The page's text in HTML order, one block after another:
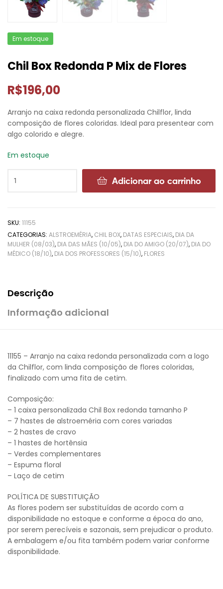
Em estoque
Chil Box Redonda P Mix de Flores
R$196,00
Arranjo na caixa redonda personalizada Chilflor, linda
composição de flores coloridas. Ideal para presentear com
algo colorido e alegre.
Em estoque
Adicionar ao carrinho
SKU: 11155
CATEGORIAS: ALSTROEMÉRIA, CHIL BOX, DATAS ESPECIAIS, DIA DA
MULHER (08/03), DIA DAS MÃES (10/05), DIA DO AMIGO (20/07), DIA DO
MÉDICO (18/10), DIA DOS PROFESSORES (15/10), FLORES
Descrição
Informação adicional
11155 – Arranjo na caixa redonda personalizada com a logo
da Chilflor, com linda composição de flores coloridas,
finalizado com uma fita de cetim.
Composição:
– 1 caixa personalizada Chil Box redonda tamanho P
– 7 hastes de alstroeméria com cores variadas
– 2 hastes de cravo
– 1 hastes de hortênsia
– Verdes complementares
– Espuma floral
– Laço de cetim
POLÍTICA DE SUBSTITUIÇÃO
As flores podem ser substituídas de acordo com a
disponibilidade no estoque e conforme a época do ano,
por serem perecíveis e sazonais, sem prejudicar o produto.
A embalagem e/ou fita também podem variar conforme
disponibilidade.